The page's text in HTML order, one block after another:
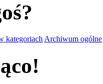
kategoriach Archiwum ogólne